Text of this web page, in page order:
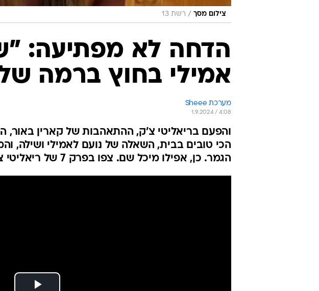
צילום מסך / רשת 13
הדחה לא מפתיעה:
אמילי בחוץ ברמה
מערכת Sheee
1.9.2024 / 4:08
והפעם בריאליטי צ'ק, ההתאהבות של קארין באור,
הכי טובים בבית, השאלה של נועם לאמילי ושילה,
הגמר. כן, אפילו מיכל שם. צפו בפרק 7 של ריאליטי צ'ק